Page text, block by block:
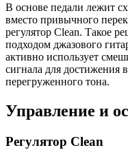
В основе педали лежит
вместо привычного
регулятор Clean. Такое
подходом джазового
активно использует
сигнала для достижения
перегруженного тона.
Управление и
Регулятор Clean